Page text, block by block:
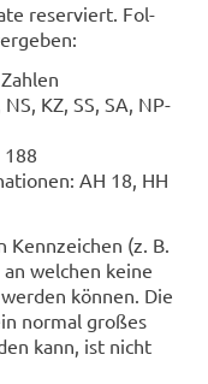
re­ser­viert. Fol­
KZ, SS, SA, NP-
AH 18, HH
(z. B.
wel­chen keine
kön­nen. Die
nor­mal gro­ßes
kann, ist nicht